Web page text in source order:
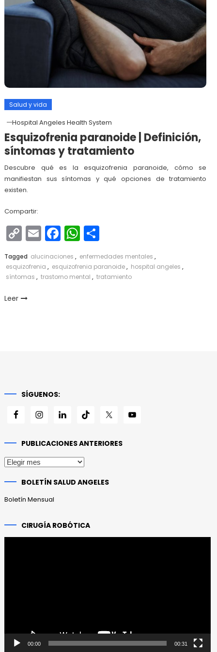
Salud y vida
Hospital Angeles Health System
Esquizofrenia paranoide | Definición,
síntomas y tratamiento
Descubre qué es la esquizofrenia paranoide, cómo se
manifiestan sus síntomas y qué opciones de tratamiento
existen.
Compartir:
Copy
Link
EmailFacebook
WhatsApp
Compartir
Tagged alucinaciones , enfermedades mentales ,
esquizofrenia , esquizofrenia paranoide, hospital angeles ,
síntomas , trastorno mental , tratamiento
Leer
SÍGUENOS:
PUBLICACIONES ANTERIORES
Publicaciones
BOLETÍN SALUD ANGELES
Boletín Mensual
CIRUGÍA ROBÓTICA
00:00 00:31